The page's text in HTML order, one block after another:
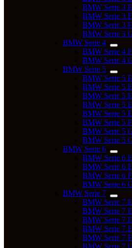
BMW Serie 3
BMW Serie 3
BMW Serie 3
BMW Serie 3
BMW Serie 4
BMW Serie 4
BMW Serie 4
BMW Serie 5
BMW Serie 5
BMW Serie 5
BMW Serie 5
BMW Serie 5
BMW Serie 5
BMW Serie 5
BMW Serie 5
BMW Serie 5
BMW Serie 6
BMW Serie 6
BMW Serie 6
BMW Serie 6
BMW Serie 6
BMW Serie 7
BMW Serie 7
BMW Serie 7
BMW Serie 7
BMW Serie 7
BMW Serie 7
BMW Serie 7